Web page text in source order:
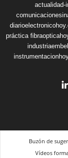
actualidad-
práctica
Buzón de
Vídeos